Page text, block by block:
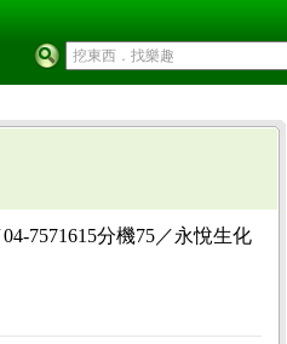
7571615分機75／永悅生化